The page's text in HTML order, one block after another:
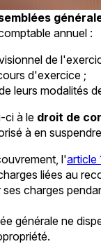
annuel :
de
d'exercice ;
leurs modalités
ci à le droit de
à en
l'article
liées au
charges
générale ne